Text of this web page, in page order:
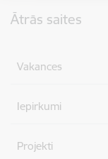
Ātrās saites
Vakances
Iepirkumi
Projekti